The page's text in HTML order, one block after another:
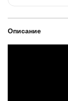
Описание